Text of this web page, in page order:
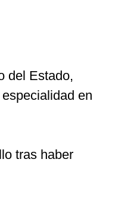
del Estado,
en
tras haber